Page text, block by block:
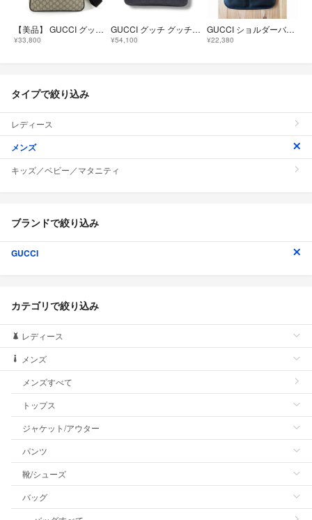
【美品】 GUCCI グッチ ショルダーバッグ GGスプリーム × レザー
¥33,800
GUCCI グッチ グッチシマ GGエンボス レザー ショルダーバッグ 406410 クロスボディ GG ネイビー 4560
¥54,100
GUCCI ショルダーバッグ ブラック レザーユニセックス
¥22,380
タイプで絞り込み
レディース
メンズ
キッズ／ベビー／マタニティ
ブランドで絞り込み
GUCCI
カテゴリで絞り込み
レディース
メンズ
メンズすべて
トップス
ジャケット/アウター
パンツ
靴/シューズ
バッグ